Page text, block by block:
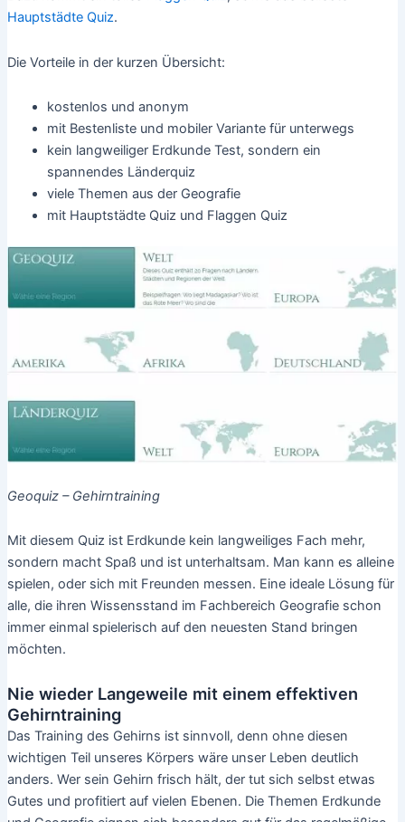
Hauptstädte Quiz.
Die Vorteile in der kurzen Übersicht:
kostenlos und anonym
mit Bestenliste und mobiler Variante für unterwegs
kein langweiliger Erdkunde Test, sondern ein
spannendes Länderquiz
viele Themen aus der Geografie
mit Hauptstädte Quiz und Flaggen Quiz
Geoquiz – Gehirntraining
Mit diesem Quiz ist Erdkunde kein langweiliges Fach mehr,
sondern macht Spaß und ist unterhaltsam. Man kann es alleine
spielen, oder sich mit Freunden messen. Eine ideale Lösung für
alle, die ihren Wissensstand im Fachbereich Geografie schon
immer einmal spielerisch auf den neuesten Stand bringen
möchten.
Nie wieder Langeweile mit einem effektiven
Gehirntraining
Das Training des Gehirns ist sinnvoll, denn ohne diesen
wichtigen Teil unseres Körpers wäre unser Leben deutlich
anders. Wer sein Gehirn frisch hält, der tut sich selbst etwas
Gutes und profitiert auf vielen Ebenen. Die Themen Erdkunde